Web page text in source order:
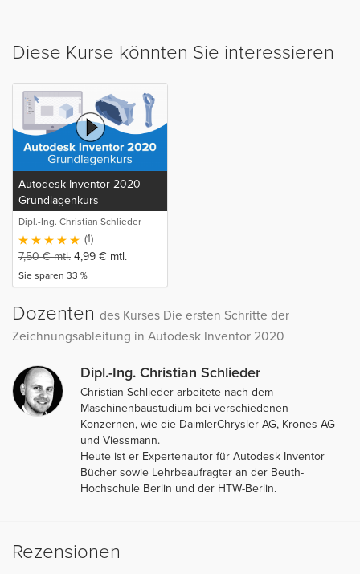
Diese Kurse könnten Sie interessieren
Autodesk Inventor 2020
Grundlagenkurs
Dipl.-Ing. Christian Schlieder
(1)
7,50€mtl. 4,99 € mtl.
Sie sparen 33 %
Dozenten des Kurses Die ersten Schritte der
Zeichnungsableitung in Autodesk Inventor 2020
Dipl.-Ing. Christian Schlieder
Christian Schlieder arbeitete nach dem
Maschinenbaustudium bei verschiedenen
Konzernen, wie die DaimlerChrysler AG, Krones AG
und Viessmann.
Heute ist er Expertenautor für Autodesk Inventor
Bücher sowie Lehrbeaufragter an der Beuth-
Hochschule Berlin und der HTW-Berlin.
Rezensionen